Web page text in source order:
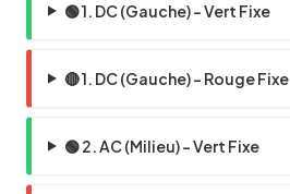
🟢 1. DC (Gauche) - Vert Fixe
🔴 1. DC (Gauche) - Rouge Fixe
🟢 2. AC (Milieu) - Vert Fixe